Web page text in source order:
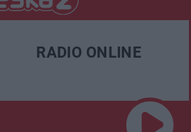
RADIO ONLINE